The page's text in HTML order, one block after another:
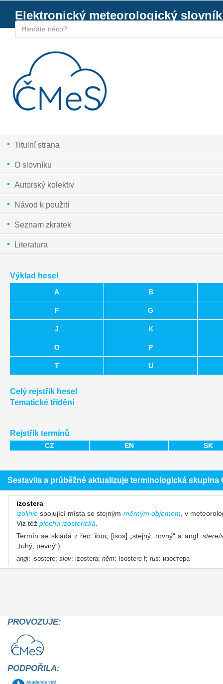
Elektronický meteorologický slovník
Titulní strana
O slovníku
Autorský kolektiv
Návod k použití
Seznam zkratek
Literatura
Výklad hesel
A B
F G
J K
O P
T U
Celý rejstřík hesel
Tematické třídění
Rejstřík termínů
CZ EN SK
Sestavila a průběžné aktualizuje terminologická
izostera
izolinie spojující místa se stejným měrným objemem , v
Viz též plocha izosterická
Termín se skládá z řec. ἴσος [isos] „stejný, rovný“ a angl. stere/
„tuhý, pevný“).
angl: isostere; slov: izostera; něm: Isostere f; rus: изостера
PROVOZUJE:
PODPOŘILA: